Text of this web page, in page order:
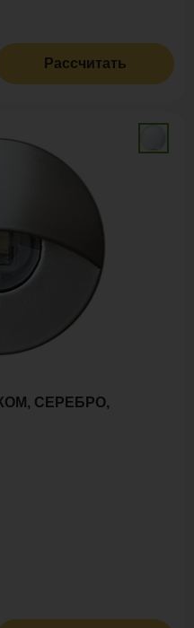
Рассчитать
СЕРЕБРО,